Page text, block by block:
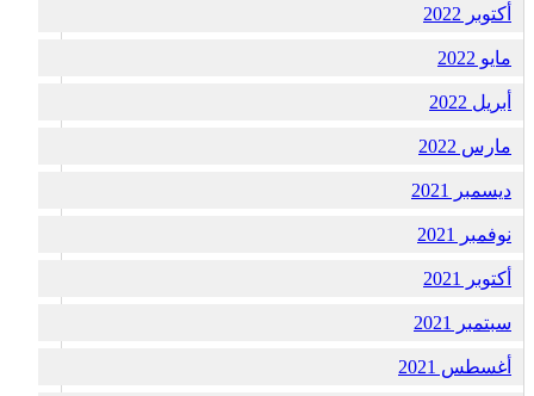
أكتوبر 2022
مايو 2022
أبريل 2022
مارس 2022
ديسمبر 2021
نوفمبر 2021
أكتوبر 2021
سبتمبر 2021
أغسطس 2021